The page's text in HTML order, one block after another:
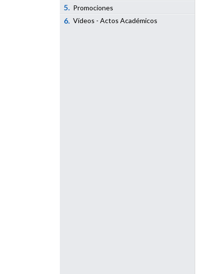
5. Promociones
6. Vídeos - Actos Académicos